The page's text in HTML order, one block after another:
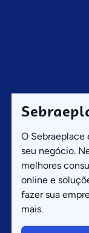
O Sebraeplace
seu negócio.
melhores
online e
fazer sua
mais.